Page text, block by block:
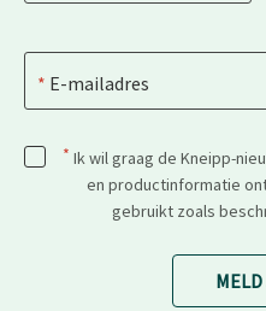
E-mailadres
* Ik wil graag de Kneipp-
en productinformatie
gebruikt zoals